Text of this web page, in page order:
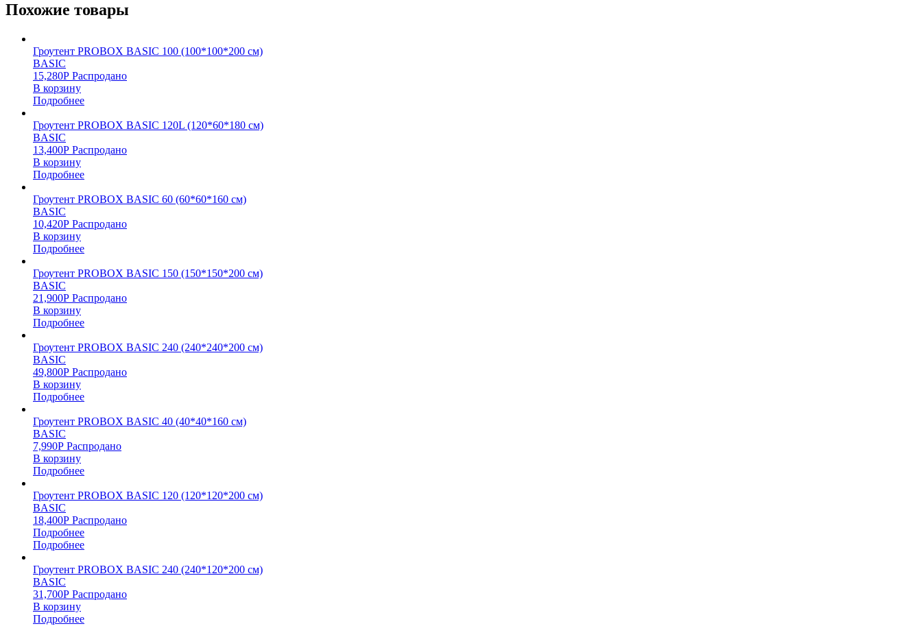
Похожие товары
Гроутент PROBOX BASIC 100 (100*100*200 см)
BASIC
15,280Р Распродано
В корзину
Подробнее
Гроутент PROBOX BASIC 120L (120*60*180 см)
BASIC
13,400Р Распродано
В корзину
Подробнее
Гроутент PROBOX BASIC 60 (60*60*160 см)
BASIC
10,420Р Распродано
В корзину
Подробнее
Гроутент PROBOX BASIC 150 (150*150*200 см)
BASIC
21,900Р Распродано
В корзину
Подробнее
Гроутент PROBOX BASIC 240 (240*240*200 см)
BASIC
49,800Р Распродано
В корзину
Подробнее
Гроутент PROBOX BASIC 40 (40*40*160 см)
BASIC
7,990Р Распродано
В корзину
Подробнее
Гроутент PROBOX BASIC 120 (120*120*200 см)
BASIC
18,400Р Распродано
Подробнее
Подробнее
Гроутент PROBOX BASIC 240 (240*120*200 см)
BASIC
31,700Р Распродано
В корзину
Подробнее